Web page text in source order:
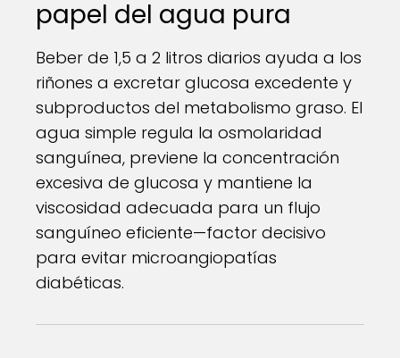
papel del agua pura
Beber de 1,5 a 2 litros diarios ayuda a los
riñones a excretar glucosa excedente y
subproductos del metabolismo graso. El
agua simple regula la osmolaridad
sanguínea, previene la concentración
excesiva de glucosa y mantiene la
viscosidad adecuada para un flujo
sanguíneo eficiente—factor decisivo
para evitar microangiopatías
diabéticas.